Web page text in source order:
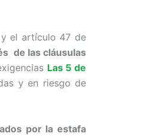
y el artículo 47 de
de las cláusulas
Las 5 de
y en riesgo de
por la estafa